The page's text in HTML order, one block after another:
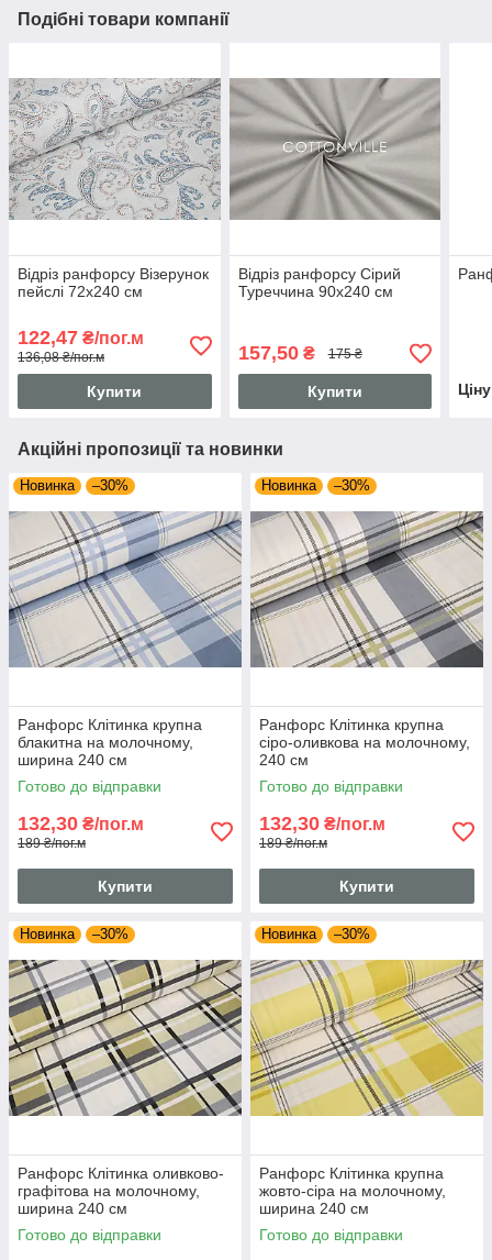
Подібні товари компанії
Відріз ранфорсу Візерунок
пейслі 72х240 см
122,47 ₴/пог.м
136,08 ₴/пог.м
Купити
Відріз ранфорсу Сірий
Туреччина 90х240 см
157,50₴ 175 ₴
Купити
Акційні пропозиції та новинки
Новинка –30%
Ранфорс Клітинка крупна
блакитна на молочному,
ширина 240 см
Готово до відправки
132,30 ₴/пог.м
189 ₴/пог.м
Купити
Новинка –30%
Ранфорс Клітинка крупна
сіро-оливкова на молочному,
240 см
Готово до відправки
132,30 ₴/пог.м
189 ₴/пог.м
Купити
Новинка –30%
Ранфорс Клітинка оливково-
графітова на молочному,
ширина 240 см
Готово до відправки
Новинка –30%
Ранфорс Клітинка крупна
жовто-сіра на молочному,
ширина 240 см
Готово до відправки